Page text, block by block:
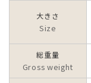
大きさ
Size
総重量
Gross weight